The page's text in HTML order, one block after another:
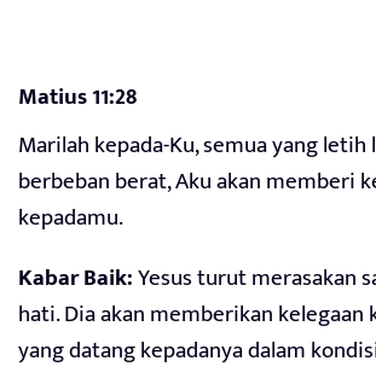
Matius 11:28
Marilah kepada-Ku, semua yang letih
berbeban berat, Aku akan memberi
kepadamu.
Kabar Baik:Yesus turut merasakan
hati. Dia akan memberikan kelegaan
yang datang kepadanya dalam